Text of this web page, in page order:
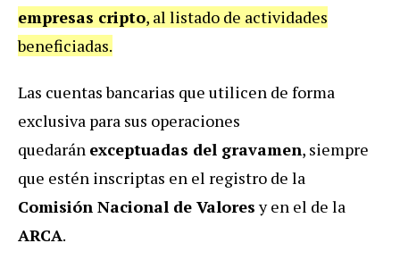
empresas cripto, al listado de actividades
beneficiadas.
Las cuentas bancarias que utilicen de forma
exclusiva para sus operaciones
quedarán exceptuadas del gravamen, siempre
que estén inscriptas en el registro de la
Comisión Nacional de Valoresy en el de la
ARCA.